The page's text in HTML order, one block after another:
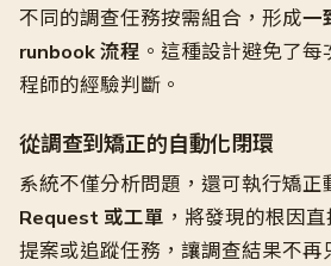
不同的調查任務按需組合，形成一
runbook 流程 。這種設計避免了
程師的經驗判斷。
從調查到矯正的自動化閉環
系統不僅分析問題，還可執行矯正
Request 或工單 ，將發現的根因
提案或追蹤任務，讓調查結果不再